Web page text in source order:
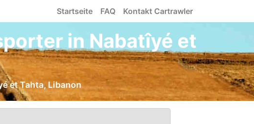
Startseite FAQ Kontakt Cartrawler
in Nabatîyé et
et Tahta, Libanon